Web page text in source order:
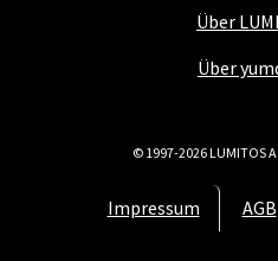
Über
Über
Impressum AGB
© 1997-2026 LUMITOS